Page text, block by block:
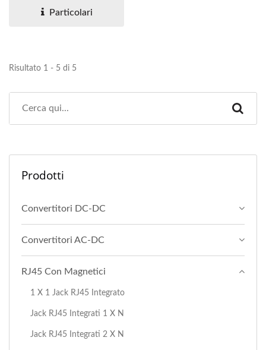
Particolari
Risultato 1 - 5 di 5
Prodotti
Convertitori DC-DC
Convertitori AC-DC
RJ45 Con Magnetici
1 X 1 Jack RJ45 Integrato
Jack RJ45 Integrati 1 X N
Jack RJ45 Integrati 2 X N